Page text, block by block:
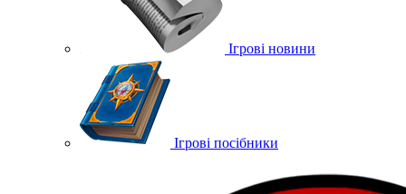
Ігрові новини
Ігрові посібники